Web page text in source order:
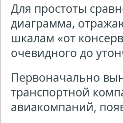
Для простоты
диаграмма,
шкалам «от
очевидного до
Первоначально
транспортной
авиакомпаний,